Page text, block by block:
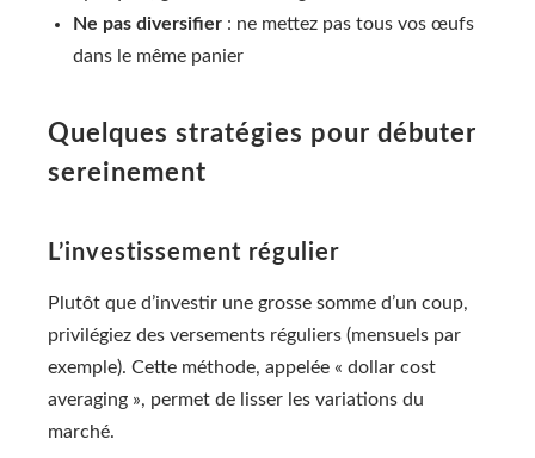
Ne pas diversifier : ne mettez pas tous vos œufs
dans le même panier
Quelques stratégies pour débuter
sereinement
L’investissement régulier
Plutôt que d’investir une grosse somme d’un coup,
privilégiez des versements réguliers (mensuels par
exemple). Cette méthode, appelée « dollar cost
averaging », permet de lisser les variations du
marché.